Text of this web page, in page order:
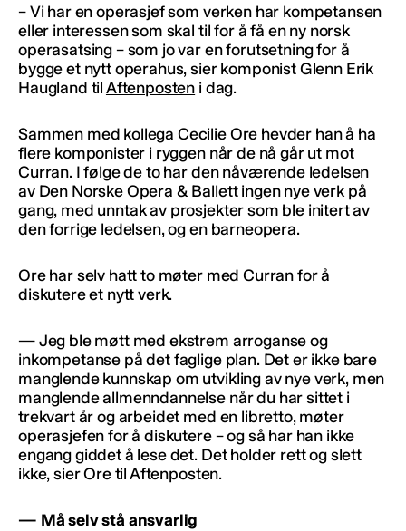
– Vi har en operasjef som verken har kompetansen
eller interessen som skal til for å få en ny norsk
operasatsing – som jo var en forutsetning for å
bygge et nytt operahus, sier komponist Glenn Erik
Haugland tilAftenposten i dag.
Sammen med kollega Cecilie Ore hevder han å ha
flere komponister i ryggen når de nå går ut mot
Curran. I følge de to har den nåværende ledelsen
av Den Norske Opera & Ballett ingen nye verk på
gang, med unntak av prosjekter som ble initert av
den forrige ledelsen, og en barneopera.
Ore har selv hatt to møter med Curran for å
diskutere et nytt verk.
— Jeg ble møtt med ekstrem arroganse og
inkompetanse på det faglige plan. Det er ikke bare
manglende kunnskap om utvikling av nye verk, men
manglende allmenndannelse når du har sittet i
trekvart år og arbeidet med en libretto, møter
operasjefen for å diskutere – og så har han ikke
engang giddet å lese det. Det holder rett og slett
ikke, sier Ore til Aftenposten.
— Må selv stå ansvarlig